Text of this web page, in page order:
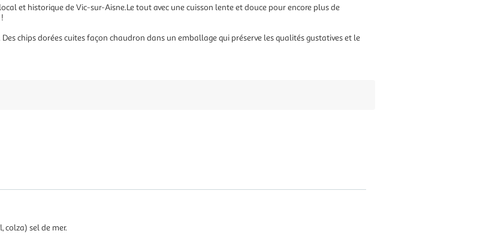
et historique de Vic-sur-Aisne.Le tout avec une cuisson lente et douce pour encore plus de
chips dorées cuites façon chaudron dans un emballage qui préserve les qualités gustatives et le
colza) sel de mer.